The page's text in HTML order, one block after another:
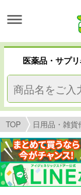
医薬品・サプ
TOP 日用品・雑貨